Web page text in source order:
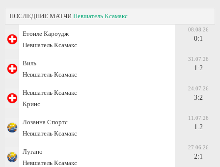
ПОСЛЕДНИЕ МАТЧИ Невшатель Ксамакс
Етоиле Кароудж
Невшатель Ксамакс
08.08.26
0:1
Виль
Невшатель Ксамакс
31.07.26
1:2
Невшатель Ксамакс
Кринс
24.07.26
3:2
Лозанна Спортс
Невшатель Ксамакс
11.07.26
1:2
Лугано
Невшатель Ксамакс
27.06.26
2:1